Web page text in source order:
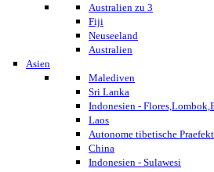
Australien zu 3
Fiji
Neuseeland
Australien
Asien
Malediven
Sri Lanka
Indonesien -
Laos
Autonome tibetische
China
Indonesien - Sulawesi